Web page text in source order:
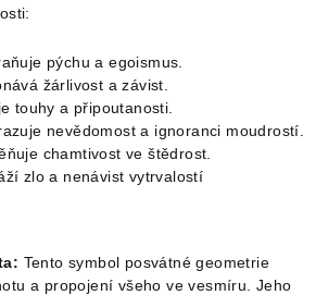
pýchu a egoismus.
žárlivost a závist.
touhy a připoutanosti.
nevědomost a ignoranci moudrostí.
chamtivost ve štědrost.
zlo a nenávist vytrvalostí
Tento symbol posvátné geometrie
a propojení všeho ve vesmíru. Jeho